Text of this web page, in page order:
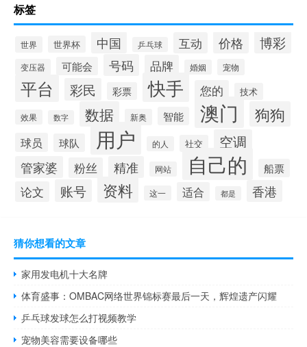
标签
世界 世界杯 中国 乒乓球 互动 价格 博彩
变压器 可能会 号码 品牌 婚姻 宠物
平台 彩民 彩票 快手 您的 技术
效果 数字 数据 新奥 智能 澳门 狗狗
球员 球队 用户 的人 社交 空调
管家婆 粉丝 精准 网站 自己的 船票
论文 账号 资料 这一 适合 都是 香港
猜你想看的文章
家用发电机十大名牌
体育盛事：OMBAC网络世界锦标赛最后一天，辉煌遗产闪耀
乒乓球发球怎么打视频教学
宠物美容需要设备哪些